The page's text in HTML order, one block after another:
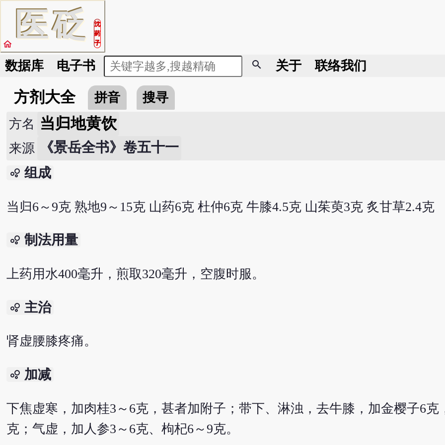
医砭
沈
药
子
home
数据库 电子书 search 关于 联络我们
方剂大全 拼音 搜寻
方名 当归地黄饮
来源 《景岳全书》卷五十一
bubble_chart 组成
当归6～9克 熟地9～15克 山药6克 杜仲6克 牛膝4.5克 山茱萸3克 炙甘草2.4克
bubble_chart 制法用量
上药用水400毫升，煎取320毫升，空腹时服。
bubble_chart 主治
肾虚腰膝疼痛。
bubble_chart 加减
下焦虚寒，加肉桂3～6克，甚者加附子；带下、淋浊，去牛膝，加金樱子6克
克；气虚，加人参3～6克、枸杞6～9克。